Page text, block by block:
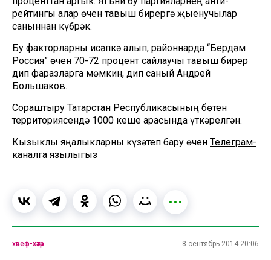
рейтингы алар өчен тавыш бирергә җыенучылар
саныннан күбрәк.
Бу факторларны исәпкә алып, районнарда “Бердәм
Россия” өчен 70-72 процент сайлаучы тавыш бирер
дип фаразларга мөмкин, дип саный Андрей
Большаков.
Сораштыру Татарстан Республикасының бөтен
территориясендә 1000 кеше арасында үткәрелгән.
Кызыклы яңалыкларны күзәтеп бару өчен Телеграм-
каналга язылыгыз
хәвеф-хәтәр 8 сентябрь 2014 20:06